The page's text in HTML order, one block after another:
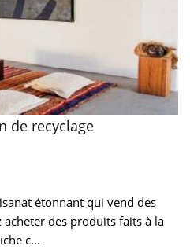
de recyclage
étonnant qui vend des
des produits faits à la
c...